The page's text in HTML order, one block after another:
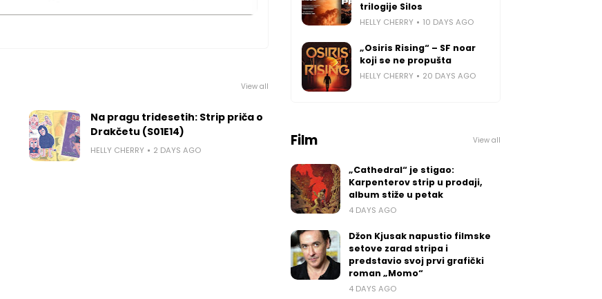
View all
Na pragu tridesetih: Strip priča o
Drakčetu (S01E14)
HELLY CHERRY 2 DAYS AGO
trilogije Silos
HELLY CHERRY 10 DAYS AGO
„Osiris Rising“ – SF noar
koji se ne propušta
HELLY CHERRY 20 DAYS AGO
Film View all
„Cathedral“ je stigao:
Karpenterov strip u prodaji,
album stiže u petak
4 DAYS AGO
Džon Kjusak napustio filmske
setove zarad stripa i
predstavio svoj prvi grafički
roman „Momo“
4 DAYS AGO